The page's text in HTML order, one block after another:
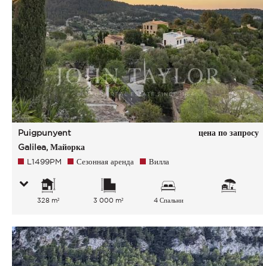
Puigpunyent
Galilea, Майорка
цена по запросу
L1499PM Сезонная аренда Вилла
328 m² 3 000 m² 4 Спальни